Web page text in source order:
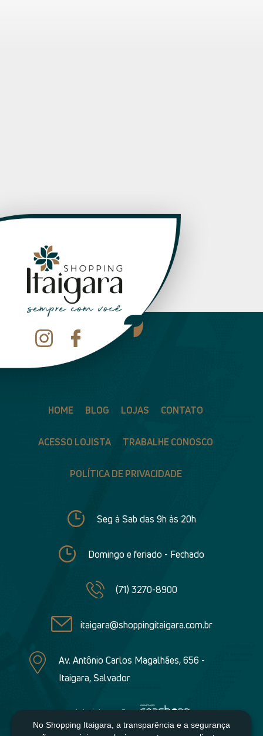
HOME BLOG LOJAS CONTATO
ACESSO LOJISTA TRABALHE CONOSCO
POLÍTICA DE PRIVACIDADE
Seg à Sab das 9h às 20h
Domingo e feriado - Fechado
(71) 3270-8900
itaigara@shoppingitaigara.com.br
Av. Antônio Carlos Magalhães, 656 -
Itaigara, Salvador
Administração:
No Shopping Itaigara, a transparência e a segurança